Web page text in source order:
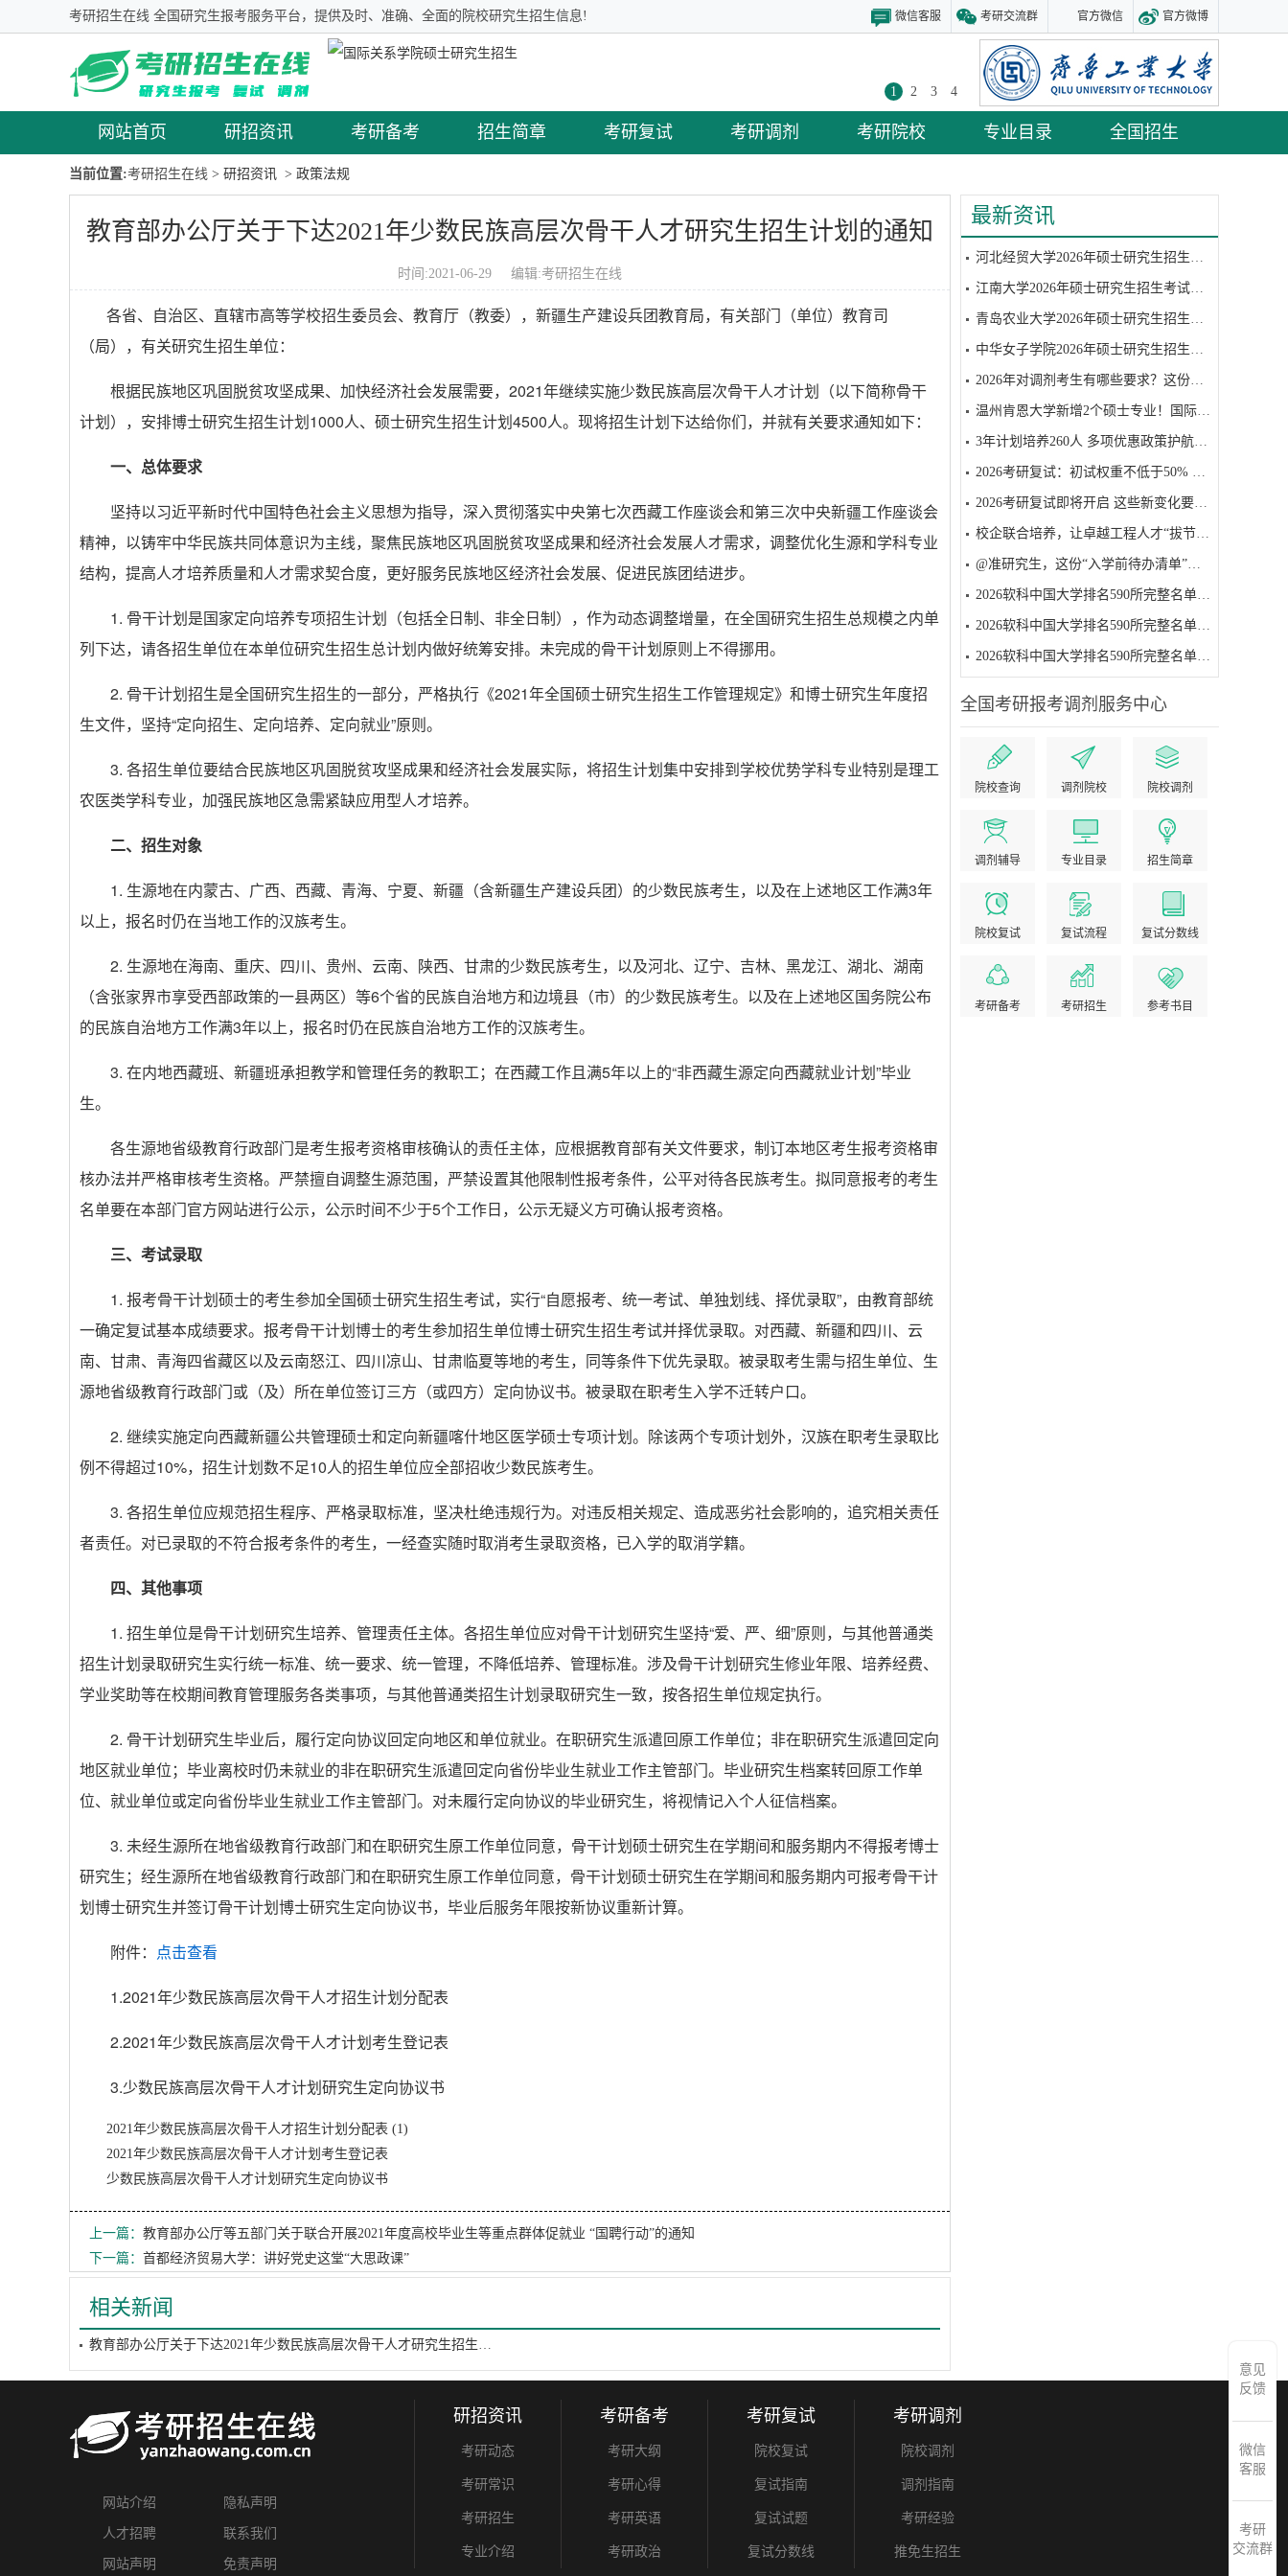
考研招生在线 全国研究生报考服务平台，提供及时、准确、全面的院校研究生招生信息! 官方微博
官方微信
考研交流群
微信客服
1 2 3 4
网站首页 研招资讯 考研备考 招生简章 考研复试 考研调剂 考研院校 专业目录 全国招生
当前位置:考研招生在线 > 研招资讯 > 政策法规
最新资讯
河北经贸大学2026年硕士研究生招生考试复试参考书目
江南大学2026年硕士研究生招生考试复试参考书目
青岛农业大学2026年硕士研究生招生考试复试参考书目
中华女子学院2026年硕士研究生招生考试硕士研究生招生考试复试笔试参考书目
2026年对调剂考生有哪些要求？这份调剂攻略请收好
温州肯恩大学新增2个硕士专业！国际视野+全球认可
3年计划培养260人 多项优惠政策护航——贵州启动工程硕博士培养改革试点
2026考研复试：初试权重不低于50% 面试为必要环节
2026考研复试即将开启 这些新变化要注意
校企联合培养，让卓越工程人才“拔节生长”
@准研究生，这份“入学前待办清单”请收好
2026软科中国大学排名590所完整名单（501-590名）
2026软科中国大学排名590所完整名单（401-500名）
2026软科中国大学排名590所完整名单（301-400名）
全国考研报考调剂服务中心
院校查询 调剂院校 院校调剂
调剂辅导 专业目录 招生简章
院校复试 复试流程 复试分数线
考研备考 考研招生 参考书目
教育部办公厅关于下达2021年少数民族高层次骨干人才研究生招生计划的通知
时间:2021-06-29 编辑:考研招生在线
各省、自治区、直辖市高等学校招生委员会、教育厅（教委），新疆生产建设兵团教育局，有关部门（单位）教育司
（局），有关研究生招生单位：
根据民族地区巩固脱贫攻坚成果、加快经济社会发展需要，2021年继续实施少数民族高层次骨干人才计划（以下简称骨干
计划），安排博士研究生招生计划1000人、硕士研究生招生计划4500人。现将招生计划下达给你们，并就有关要求通知如下：
一、总体要求
坚持以习近平新时代中国特色社会主义思想为指导，深入贯彻落实中央第七次西藏工作座谈会和第三次中央新疆工作座谈会
精神，以铸牢中华民族共同体意识为主线，聚焦民族地区巩固脱贫攻坚成果和经济社会发展人才需求，调整优化生源和学科专业
结构，提高人才培养质量和人才需求契合度，更好服务民族地区经济社会发展、促进民族团结进步。
1. 骨干计划是国家定向培养专项招生计划（包括全日制、非全日制），作为动态调整增量，在全国研究生招生总规模之内单
列下达，请各招生单位在本单位研究生招生总计划内做好统筹安排。未完成的骨干计划原则上不得挪用。
2. 骨干计划招生是全国研究生招生的一部分，严格执行《2021年全国硕士研究生招生工作管理规定》和博士研究生年度招
生文件，坚持“定向招生、定向培养、定向就业”原则。
3. 各招生单位要结合民族地区巩固脱贫攻坚成果和经济社会发展实际，将招生计划集中安排到学校优势学科专业特别是理工
农医类学科专业，加强民族地区急需紧缺应用型人才培养。
二、招生对象
1. 生源地在内蒙古、广西、西藏、青海、宁夏、新疆（含新疆生产建设兵团）的少数民族考生，以及在上述地区工作满3年
以上，报名时仍在当地工作的汉族考生。
2. 生源地在海南、重庆、四川、贵州、云南、陕西、甘肃的少数民族考生，以及河北、辽宁、吉林、黑龙江、湖北、湖南
（含张家界市享受西部政策的一县两区）等6个省的民族自治地方和边境县（市）的少数民族考生。以及在上述地区国务院公布
的民族自治地方工作满3年以上，报名时仍在民族自治地方工作的汉族考生。
3. 在内地西藏班、新疆班承担教学和管理任务的教职工；在西藏工作且满5年以上的“非西藏生源定向西藏就业计划”毕业
生。
各生源地省级教育行政部门是考生报考资格审核确认的责任主体，应根据教育部有关文件要求，制订本地区考生报考资格审
核办法并严格审核考生资格。严禁擅自调整生源范围，严禁设置其他限制性报考条件，公平对待各民族考生。拟同意报考的考生
名单要在本部门官方网站进行公示，公示时间不少于5个工作日，公示无疑义方可确认报考资格。
三、考试录取
1. 报考骨干计划硕士的考生参加全国硕士研究生招生考试，实行“自愿报考、统一考试、单独划线、择优录取”，由教育部统
一确定复试基本成绩要求。报考骨干计划博士的考生参加招生单位博士研究生招生考试并择优录取。对西藏、新疆和四川、云
南、甘肃、青海四省藏区以及云南怒江、四川凉山、甘肃临夏等地的考生，同等条件下优先录取。被录取考生需与招生单位、生
源地省级教育行政部门或（及）所在单位签订三方（或四方）定向协议书。被录取在职考生入学不迁转户口。
2. 继续实施定向西藏新疆公共管理硕士和定向新疆喀什地区医学硕士专项计划。除该两个专项计划外，汉族在职考生录取比
例不得超过10%，招生计划数不足10人的招生单位应全部招收少数民族考生。
3. 各招生单位应规范招生程序、严格录取标准，坚决杜绝违规行为。对违反相关规定、造成恶劣社会影响的，追究相关责任
者责任。对已录取的不符合报考条件的考生，一经查实随时取消考生录取资格，已入学的取消学籍。
四、其他事项
1. 招生单位是骨干计划研究生培养、管理责任主体。各招生单位应对骨干计划研究生坚持“爱、严、细”原则，与其他普通类
招生计划录取研究生实行统一标准、统一要求、统一管理，不降低培养、管理标准。涉及骨干计划研究生修业年限、培养经费、
学业奖助等在校期间教育管理服务各类事项，与其他普通类招生计划录取研究生一致，按各招生单位规定执行。
2. 骨干计划研究生毕业后，履行定向协议回定向地区和单位就业。在职研究生派遣回原工作单位；非在职研究生派遣回定向
地区就业单位；毕业离校时仍未就业的非在职研究生派遣回定向省份毕业生就业工作主管部门。毕业研究生档案转回原工作单
位、就业单位或定向省份毕业生就业工作主管部门。对未履行定向协议的毕业研究生，将视情记入个人征信档案。
3. 未经生源所在地省级教育行政部门和在职研究生原工作单位同意，骨干计划硕士研究生在学期间和服务期内不得报考博士
研究生；经生源所在地省级教育行政部门和在职研究生原工作单位同意，骨干计划硕士研究生在学期间和服务期内可报考骨干计
划博士研究生并签订骨干计划博士研究生定向协议书，毕业后服务年限按新协议重新计算。
附件： 点击查看
1.2021年少数民族高层次骨干人才招生计划分配表
2.2021年少数民族高层次骨干人才计划考生登记表
3.少数民族高层次骨干人才计划研究生定向协议书
2021年少数民族高层次骨干人才招生计划分配表 (1)
2021年少数民族高层次骨干人才计划考生登记表
少数民族高层次骨干人才计划研究生定向协议书
上一篇： 教育部办公厅等五部门关于联合开展2021年度高校毕业生等重点群体促就业 “国聘行动”的通知
下一篇： 首都经济贸易大学：讲好党史这堂“大思政课”
相关新闻
教育部办公厅关于下达2021年少数民族高层次骨干人才研究生招生计划的通知
网站介绍 隐私声明
人才招聘 联系我们
网站声明 免责声明
研招资讯
考研动态
考研常识
考研招生
专业介绍
考研备考
考研大纲
考研心得
考研英语
考研政治
考研复试
院校复试
复试指南
复试试题
复试分数线
考研调剂
院校调剂
调剂指南
考研经验
推免生招生
意见
反馈
微信
客服
考研
交流群